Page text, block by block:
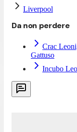
Liverpool
Da non perdere
Crac
Gattuso
Incubo